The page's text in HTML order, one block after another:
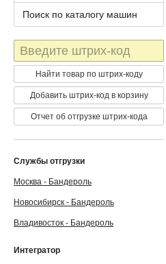
Поиск по каталогу машин
Штрих-
код
Найти товар по штрих-коду
Добавить штрих-код в корзину
Отчет об отгрузке штрих-кода
Службы отгрузки
Москва - Бандероль
Новосибирск - Бандероль
Владивосток - Бандероль
Интегратор